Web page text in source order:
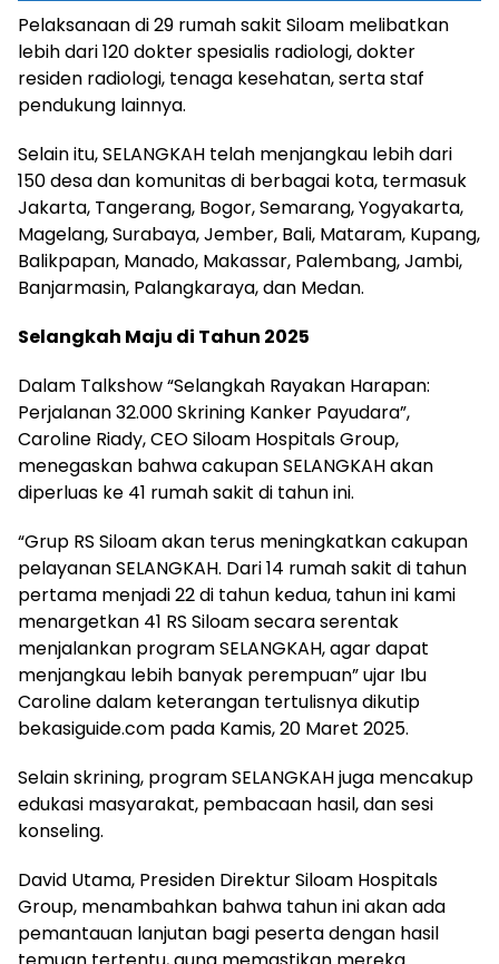
Pelaksanaan di 29 rumah sakit Siloam melibatkan
lebih dari 120 dokter spesialis radiologi, dokter
residen radiologi, tenaga kesehatan, serta staf
pendukung lainnya.
Selain itu, SELANGKAH telah menjangkau lebih dari
150 desa dan komunitas di berbagai kota, termasuk
Jakarta, Tangerang, Bogor, Semarang, Yogyakarta,
Magelang, Surabaya, Jember, Bali, Mataram, Kupang,
Balikpapan, Manado, Makassar, Palembang, Jambi,
Banjarmasin, Palangkaraya, dan Medan.
Selangkah Maju di Tahun 2025
Dalam Talkshow “Selangkah Rayakan Harapan:
Perjalanan 32.000 Skrining Kanker Payudara”,
Caroline Riady, CEO Siloam Hospitals Group,
menegaskan bahwa cakupan SELANGKAH akan
diperluas ke 41 rumah sakit di tahun ini.
“Grup RS Siloam akan terus meningkatkan cakupan
pelayanan SELANGKAH. Dari 14 rumah sakit di tahun
pertama menjadi 22 di tahun kedua, tahun ini kami
menargetkan 41 RS Siloam secara serentak
menjalankan program SELANGKAH, agar dapat
menjangkau lebih banyak perempuan” ujar Ibu
Caroline dalam keterangan tertulisnya dikutip
bekasiguide.com pada Kamis, 20 Maret 2025.
Selain skrining, program SELANGKAH juga mencakup
edukasi masyarakat, pembacaan hasil, dan sesi
konseling.
David Utama, Presiden Direktur Siloam Hospitals
Group, menambahkan bahwa tahun ini akan ada
pemantauan lanjutan bagi peserta dengan hasil